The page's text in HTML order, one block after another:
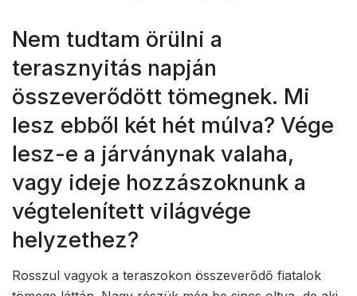
Nem tudtam örülni a
terasznyitás napján
összeverődött tömegnek. Mi
lesz ebből két hét múlva? Vége
lesz-e a járványnak valaha,
vagy ideje hozzászoknunk a
végtelenített világvége
helyzethez?
Rosszul vagyok a teraszokon összeverődő fiatalok